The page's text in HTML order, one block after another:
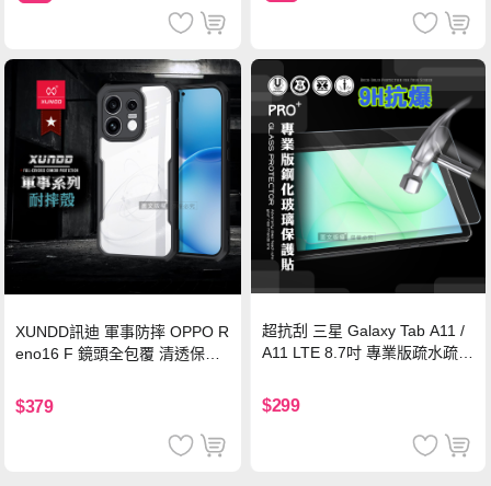
XUNDD訊迪 軍事防摔 OPPO R
eno16 F 鏡頭全包覆 清透保護
$379
超抗刮 三星 Galaxy Tab A11 /
A11 LTE 8.7吋 專業版疏水疏油
$299